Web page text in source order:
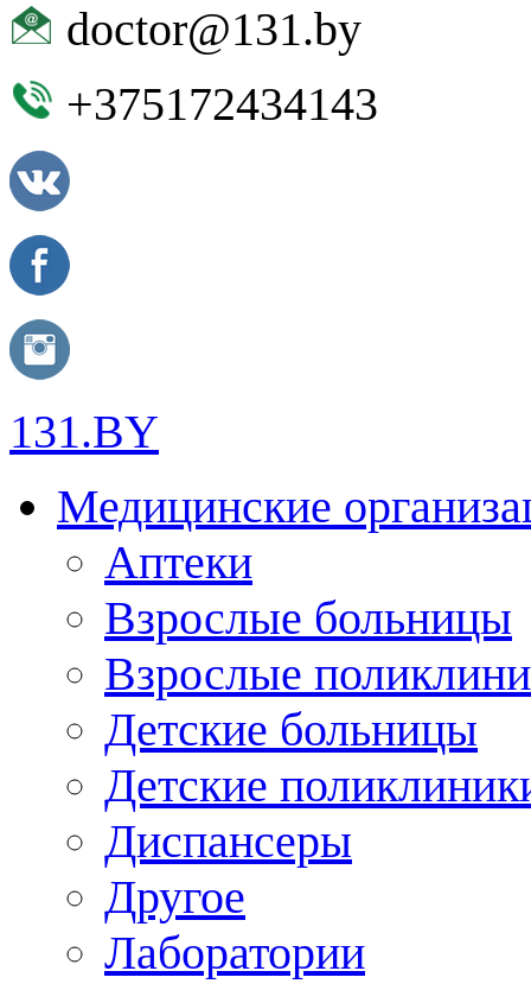
doctor@131.by
+375172434143
131.BY
Медицинские
Аптеки
Взрослые больницы
Взрослые
Детские больницы
Детские
Диспансеры
Другое
Лаборатории